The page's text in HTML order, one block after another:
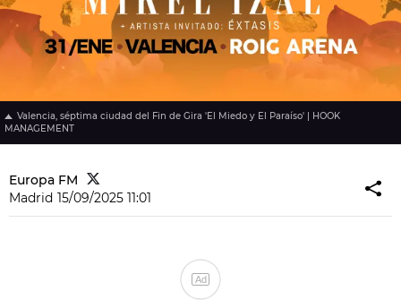
Valencia, séptima ciudad del Fin de Gira 'El Miedo y El Paraíso' | HOOK
MANAGEMENT
Europa FM
Madrid 15/09/2025 11:01
Ad